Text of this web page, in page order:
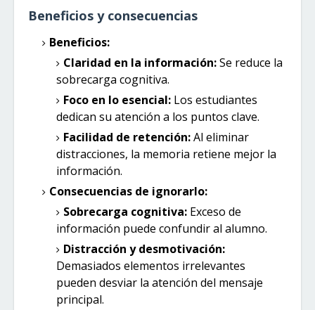
Beneficios y consecuencias
Beneficios:
Claridad en la información:Se reduce la
sobrecarga cognitiva.
Foco en lo esencial: Los estudiantes
dedican su atención a los puntos clave.
Facilidad de retención:Al eliminar
distracciones, la memoria retiene mejor la
información.
Consecuencias de ignorarlo:
Sobrecarga cognitiva: Exceso de
información puede confundir al alumno.
Distracción y desmotivación:
Demasiados elementos irrelevantes
pueden desviar la atención del mensaje
principal.